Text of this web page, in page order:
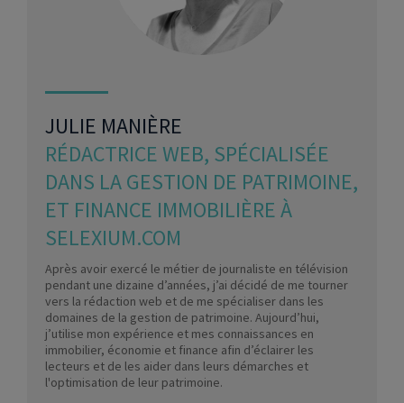
JULIE MANIÈRE
RÉDACTRICE WEB, SPÉCIALISÉE
DANS LA GESTION DE PATRIMOINE,
ET FINANCE IMMOBILIÈRE À
SELEXIUM.COM
Après avoir exercé le métier de journaliste en télévision
pendant une dizaine d’années, j’ai décidé de me tourner
vers la rédaction web et de me spécialiser dans les
domaines de la gestion de patrimoine. Aujourd’hui,
j’utilise mon expérience et mes connaissances en
immobilier, économie et finance afin d’éclairer les
lecteurs et de les aider dans leurs démarches et
l'optimisation de leur patrimoine.